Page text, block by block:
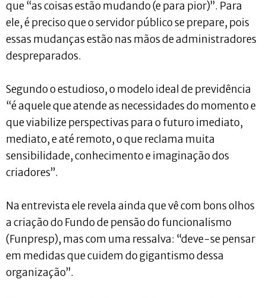
que “as coisas estão mudando (e para pior)”. Para
ele, é preciso que o servidor público se prepare, pois
essas mudanças estão nas mãos de administradores
despreparados.
Segundo o estudioso, o modelo ideal de previdência
“é aquele que atende as necessidades do momento e
que viabilize perspectivas para o futuro imediato,
mediato, e até remoto, o que reclama muita
sensibilidade, conhecimento e imaginação dos
criadores”.
Na entrevista ele revela ainda que vê com bons olhos
a criação do Fundo de pensão do funcionalismo
(Funpresp), mas com uma ressalva: “deve-se pensar
em medidas que cuidem do gigantismo dessa
organização”.